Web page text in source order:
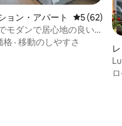
ョン・アパート レビュー62
5 (62)
モダンで居心地の良い
湾の眺め
格 · 移動のしやすさ